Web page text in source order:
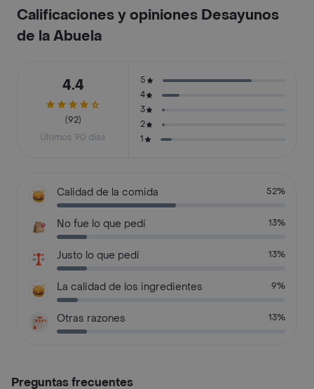
Calificaciones y opiniones Desayunos
de la Abuela
4.4
(92)
Últimos 90 días
5
4
3
2
1
Calidad de la comida 52%
No fue lo que pedí 13%
Justo lo que pedí 13%
La calidad de los ingredientes 9%
Otras razones 13%
Preguntas frecuentes